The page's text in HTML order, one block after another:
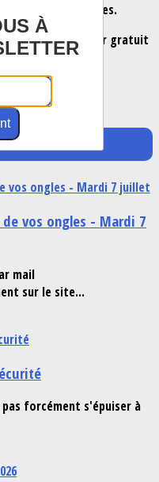
ou lapins de Pâques.
propose cet atelier gratuit
de vos ongles - Mardi 7
mail
sur le site...
forcément s'épuiser à
À